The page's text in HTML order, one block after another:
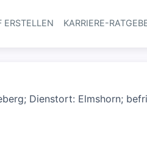
Haupt-Navigation
ERSTELLEN KARRIERE-
Dienstort: Elmshorn;